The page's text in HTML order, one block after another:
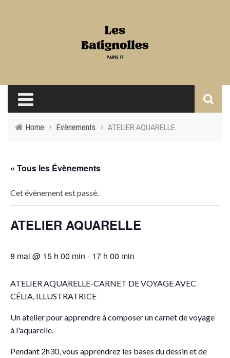
Home › Évènements › ATELIER AQUARELLE
« Tous les Évènements
Cet évènement est passé.
ATELIER AQUARELLE
8 mai @ 15 h 00 min - 17 h 00 min
ATELIER AQUARELLE-CARNET DE VOYAGE AVEC
CÉLIA, ILLUSTRATRICE
Un atelier pour apprendre à composer un carnet de voyage
à l'aquarelle.
Pendant 2h30, vous apprendrez les bases du dessin et de